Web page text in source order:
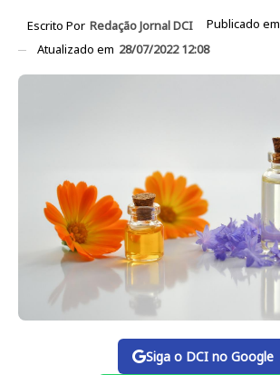
Escrito Por Redação Jornal DCI Publicado em
Atualizado em 28/07/2022 12:08
Siga o DCI no Google